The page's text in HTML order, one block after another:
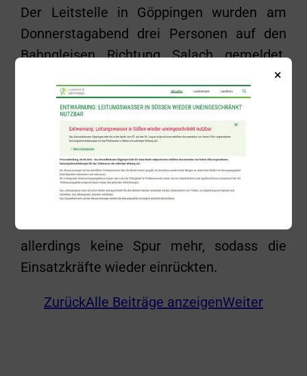
Der Leitstelle in Göppingen wurden am
Donnerstagabend drei Personen auf den
Bahngleisen Richtung Salach gemeldet.
Daraufhin wurden um 18:01 Uhr die
Freiwilligen Feuerwehren aus Salach und
Süßen alarmiert. Gleichzeitig wurde die
Sperrung der Strecke veranlasst. An der
Einsatzstelle eingetroffen wurde zwar ein
stehender Regionalzug angetroffen, dieser
hatte glücklicherweise aber keinen
allerdings keine Spur mehr, sodass die
Einsatzkräfte wieder einrückten.
ZurückAlle Beiträge anzeigenWeiter
×